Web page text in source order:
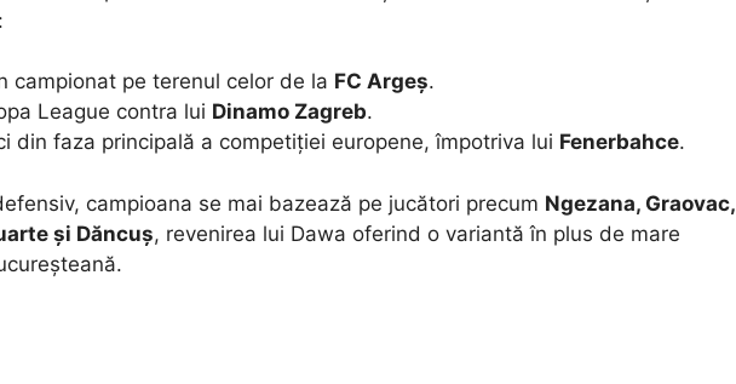
campionat pe terenul celor de la FC Argeș.
League contra lui Dinamo Zagreb.
din faza principală a competiției europene, împotriva lui Fenerbahce.
campioana se mai bazează pe jucători precum Ngezana, Graovac,
și Dăncuș, revenirea lui Dawa oferind o variantă în plus de mare